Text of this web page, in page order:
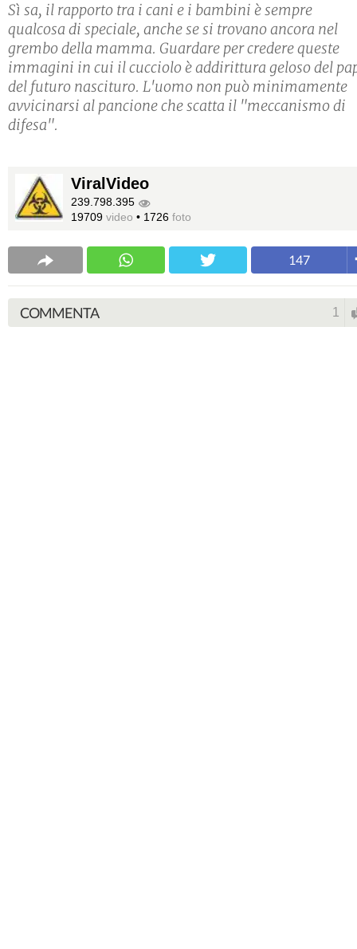
Sì sa, il rapporto tra i cani e i bambini è sempre
qualcosa di speciale, anche se si trovano ancora nel
grembo della mamma. Guardare per credere queste
immagini in cui il cucciolo è addirittura geloso del
del futuro nascituro. L'uomo non può minimamente
avvicinarsi al pancione che scatta il "meccanismo di
difesa".
ViralVideo
239.798.395
19709 video • 1726 foto
147
COMMENTA 1